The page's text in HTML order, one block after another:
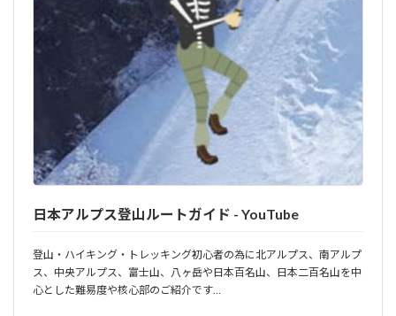
日本アルプス登山ルートガイド - YouTube
登山・ハイキング・トレッキング初心者の為に北アルプス、南アルプ
ス、中央アルプス、富士山、八ヶ岳や日本百名山、日本二百名山を中
心とした難易度や核心部のご紹介です…